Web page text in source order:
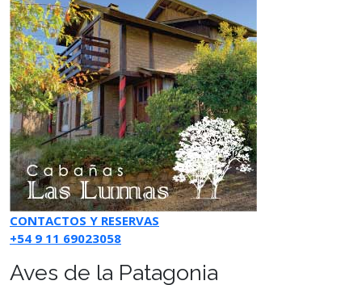
CONTACTOS Y RESERVAS
+54 9 11 69023058
Aves de la Patagonia